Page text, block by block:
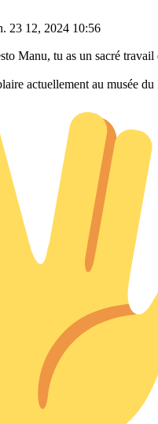
23 12, 2024 10:56
Manu, tu as un sacré travail
actuellement au musée